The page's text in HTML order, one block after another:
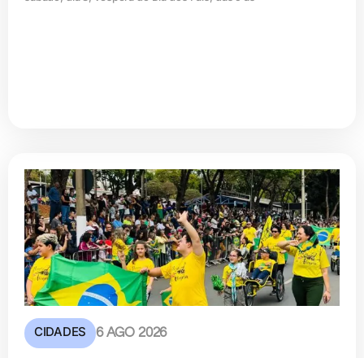
CIDADES 6 AGO 2026